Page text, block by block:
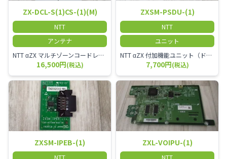
ZX-DCL-S(1)CS-(1)(M)
NTT
アンテナ
NTT αZX マルチゾーンコードレススターアンテナ(マスター)
16,500円(税込)
ZXSM-PSDU-(1)
NTT
ユニット
NTT αZX 付加機能ユニット（ドアホンなど）
7,700円(税込)
ZXSM-IPEB-(1) ZXL-VOIPU-(1)